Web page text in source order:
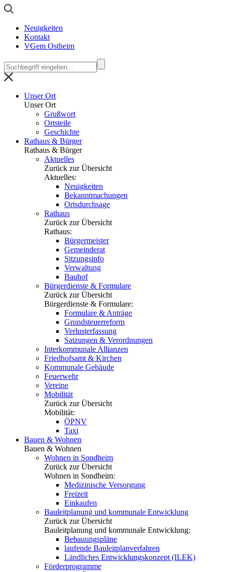
Neuigkeiten
Kontakt
VGem Ostheim
Unser Ort
Unser Ort
Grußwort
Ortsteile
Geschichte
Rathaus & Bürger
Rathaus & Bürger
Aktuelles
Zurück zur Übersicht
Aktuelles:
Neuigkeiten
Bekanntmachungen
Ortsdurchsage
Rathaus
Zurück zur Übersicht
Rathaus:
Bürgermeister
Gemeinderat
Sitzungsinfo
Verwaltung
Bauhof
Bürgerdienste & Formulare
Zurück zur Übersicht
Bürgerdienste & Formulare:
Formulare & Anträge
Grundsteuerreform
Verlusterfassung
Satzungen & Verordnungen
Interkommunale Allianzen
Friedhofsamt & Kirchen
Kommunale Gebäude
Feuerwehr
Vereine
Mobilität
Zurück zur Übersicht
Mobilität:
ÖPNV
Taxi
Bauen & Wohnen
Bauen & Wohnen
Wohnen in Sondheim
Zurück zur Übersicht
Wohnen in Sondheim:
Medizinische Versorgung
Freizeit
Einkaufen
Bauleitplanung und kommunale Entwicklung
Zurück zur Übersicht
Bauleitplanung und kommunale Entwicklung:
Bebauungspläne
laufende Bauleitplanverfahren
Ländliches Entwicklungskonzept (ILEK)
Förderprogramme